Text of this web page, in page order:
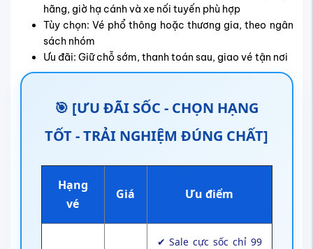
hãng, giờ hạ cánh và xe nối tuyến phù hợp
Tùy chọn: Vé phổ thông hoặc thương gia, theo ngân
sách nhóm
Ưu đãi: Giữ chỗ sớm, thanh toán sau, giao vé tận nơi
🎯 [ƯU ĐÃI SỐC - CHỌN HẠNG
TỐT - TRẢI NGHIỆM ĐÚNG CHẤT]
Hạng
vé
Giá Ưu điểm
✔ Sale cực sốc chỉ 99